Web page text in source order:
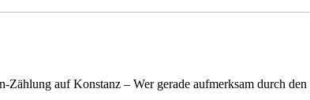
Zählung auf Konstanz – Wer gerade aufmerksam durch